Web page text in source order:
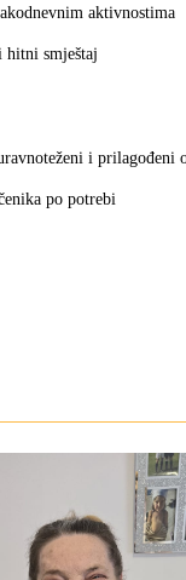
aktivnostima
hitni smještaj
i prilagođeni
po potrebi